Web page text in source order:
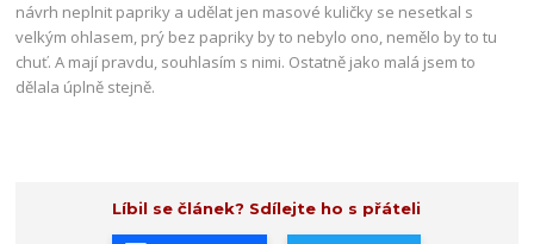
návrh neplnit papriky a udělat jen masové kuličky se nesetkal s
velkým ohlasem, prý bez papriky by to nebylo ono, nemělo by to tu
chuť. A mají pravdu, souhlasím s nimi. Ostatně jako malá jsem to
dělala úplně stejně.
Líbil se článek? Sdílejte ho s přáteli